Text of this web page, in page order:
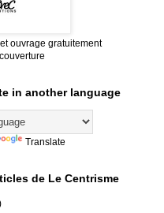
ouvrage gratuitement
in another language
Translate
de Le Centrisme